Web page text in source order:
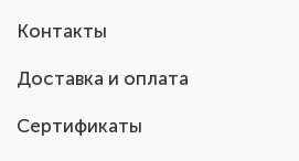
Контакты
Доставка и оплата
Сертификаты